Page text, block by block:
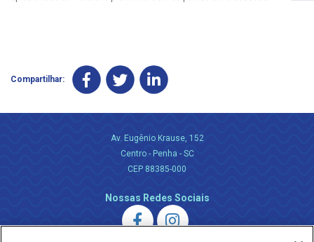
Compartilhar:
Av. Eugênio Krause, 152
Centro - Penha - SC
CEP 88385-000
Nossas Redes Sociais